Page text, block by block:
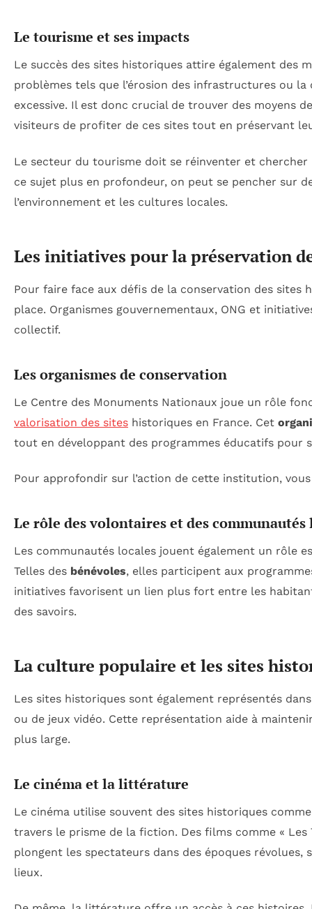
Le tourisme et ses impacts
Le succès des sites historiques attire également des
problèmes tels que l’érosion des infrastructures ou
excessive. Il est donc crucial de trouver des moyens
visiteurs de profiter de ces sites tout en préservant
Le secteur du tourisme doit se réinventer et
ce sujet plus en profondeur, on peut se pencher sur
l’environnement et les cultures locales.
Les initiatives pour la préservation
Pour faire face aux défis de la conservation des sites
place. Organismes gouvernementaux, ONG et
collectif.
Les organismes de conservation
Le Centre des Monuments Nationaux joue un rôle
valorisation des sites historiques en France. Cet
tout en développant des programmes éducatifs pour
Pour approfondir sur l’action de cette institution,
Le rôle des volontaires et des communautés
Les communautés locales jouent également un rôle
Telles des bénévoles, elles participent aux
initiatives favorisent un lien plus fort entre les
des savoirs.
La culture populaire et les sites
Les sites historiques sont également représentés
ou de jeux vidéo. Cette représentation aide à
plus large.
Le cinéma et la littérature
Le cinéma utilise souvent des sites historiques
travers le prisme de la fiction. Des films comme « Les
plongent les spectateurs dans des époques
lieux.